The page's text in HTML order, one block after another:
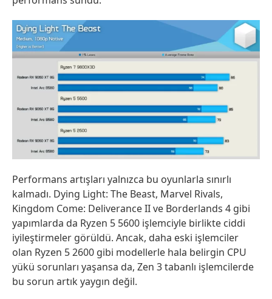
Performans artışları yalnızca bu oyunlarla sınırlı
kalmadı. Dying Light: The Beast, Marvel Rivals,
Kingdom Come: Deliverance II ve Borderlands 4 gibi
yapımlarda da Ryzen 5 5600 işlemciyle birlikte ciddi
iyileştirmeler görüldü. Ancak, daha eski işlemciler
olan Ryzen 5 2600 gibi modellerle hala belirgin CPU
yükü sorunları yaşansa da, Zen 3 tabanlı işlemcilerde
bu sorun artık yaygın değil.